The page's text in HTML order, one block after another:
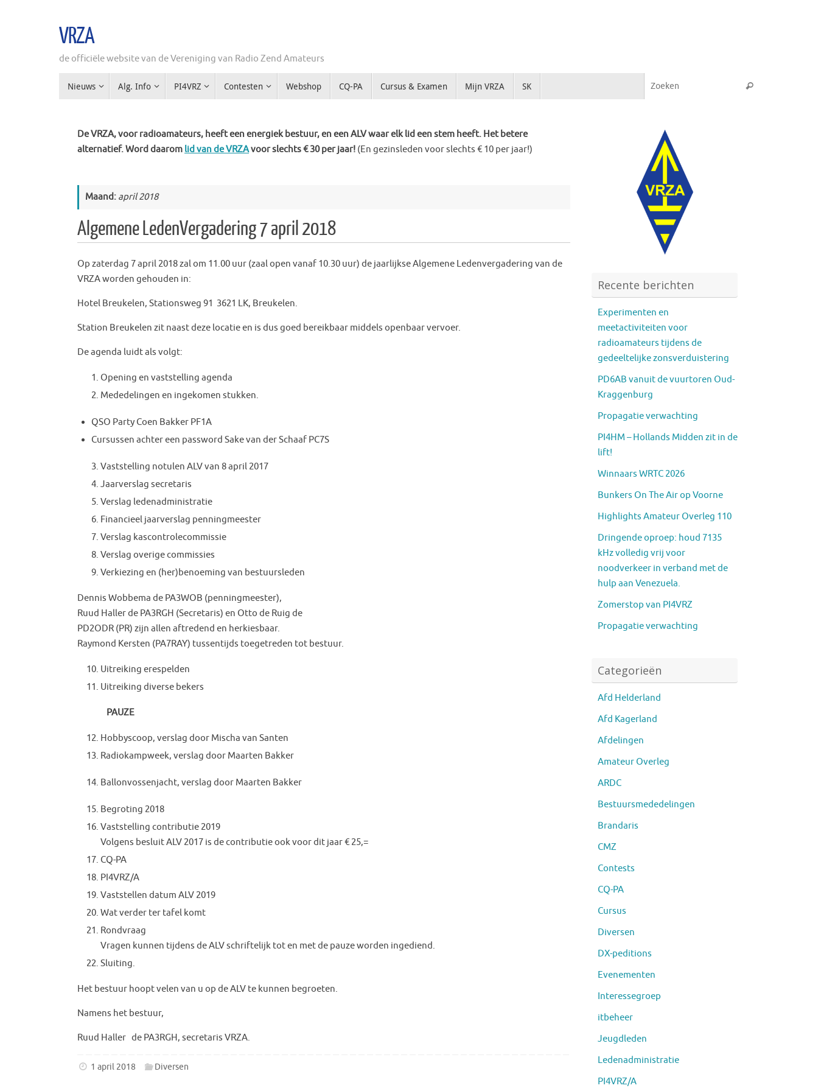
VRZA
de officiële website van de Vereniging van Radio Zend Amateurs
naarNieuws Alg. Info PI4VRZ Contesten Webshop CQ-PA Cursus & Examen Mijn VRZA SK Zoeken
De VRZA, voor radioamateurs, heeft een energiek bestuur, en een ALV waar elk lid een stem heeft. Het betere
alternatief. Word daarom lid van de VRZAvoor slechts € 30 per jaar! (En gezinsleden voor slechts € 10 per jaar!)
Maand: april 2018
Algemene LedenVergadering 7 april 2018
Op zaterdag 7 april 2018 zal om 11.00 uur (zaal open vanaf 10.30 uur) de jaarlijkse Algemene Ledenvergadering van de
VRZA worden gehouden in:
Hotel Breukelen, Stationsweg 91 3621 LK, Breukelen.
Station Breukelen zit naast deze locatie en is dus goed bereikbaar middels openbaar vervoer.
De agenda luidt als volgt:
Opening en vaststelling agenda
Mededelingen en ingekomen stukken.
QSO Party Coen Bakker PF1A
Cursussen achter een password Sake van der Schaaf PC7S
Vaststelling notulen ALV van 8 april 2017
Jaarverslag secretaris
Verslag ledenadministratie
Financieel jaarverslag penningmeester
Verslag kascontrolecommissie
Verslag overige commissies
Verkiezing en (her)benoeming van bestuursleden
Dennis Wobbema de PA3WOB (penningmeester),
Ruud Haller de PA3RGH (Secretaris) en Otto de Ruig de
PD2ODR (PR) zijn allen aftredend en herkiesbaar.
Raymond Kersten (PA7RAY) tussentijds toegetreden tot bestuur.
Uitreiking erespelden
Uitreiking diverse bekers
PAUZE
Hobbyscoop, verslag door Mischa van Santen
Radiokampweek, verslag door Maarten Bakker
Ballonvossenjacht, verslag door Maarten Bakker
Begroting 2018
Vaststelling contributie 2019
Volgens besluit ALV 2017 is de contributie ook voor dit jaar € 25,=
CQ-PA
PI4VRZ/A
Vaststellen datum ALV 2019
Wat verder ter tafel komt
Rondvraag
Vragen kunnen tijdens de ALV schriftelijk tot en met de pauze worden ingediend.
Sluiting.
Het bestuur hoopt velen van u op de ALV te kunnen begroeten.
Namens het bestuur,
Ruud Haller de PA3RGH, secretaris VRZA.
1 april 2018 Diversen
Recente berichten
Experimenten en
meetactiviteiten voor
radioamateurs tijdens de
gedeeltelijke zonsverduistering
PD6AB vanuit de vuurtoren Oud-
Kraggenburg
Propagatie verwachting
PI4HM – Hollands Midden zit in de
lift!
Winnaars WRTC 2026
Bunkers On The Air op Voorne
Highlights Amateur Overleg 110
Dringende oproep: houd 7135
kHz volledig vrij voor
noodverkeer in verband met de
hulp aan Venezuela.
Zomerstop van PI4VRZ
Propagatie verwachting
Categorieën
Afd Helderland
Afd Kagerland
Afdelingen
Amateur Overleg
ARDC
Bestuursmededelingen
Brandaris
CMZ
Contests
CQ-PA
Cursus
Diversen
DX-peditions
Evenementen
Interessegroep
itbeheer
Jeugdleden
Ledenadministratie
PI4VRZ/A